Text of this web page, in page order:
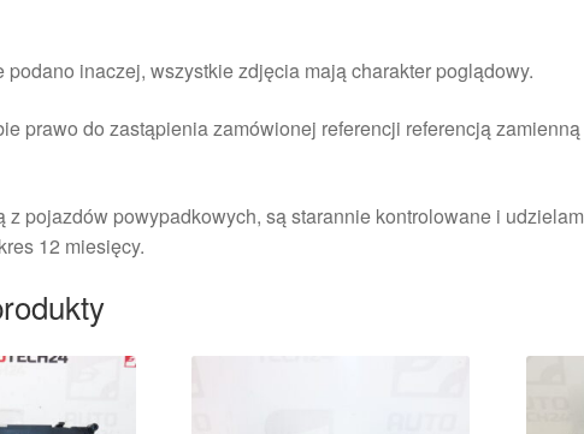
inaczej, wszystkie zdjęcia mają charakter poglądowy.
prawo do zastąpienia zamówionej referencji referencją
z pojazdów powypadkowych, są starannie kontrolowane i
12 miesięcy.